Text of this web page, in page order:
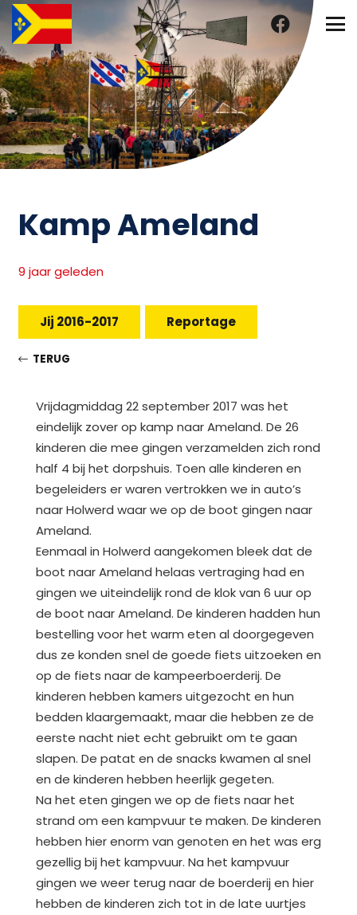
Kamp Ameland
9 jaar geleden
Jij 2016-2017 Reportage
TERUG
Vrijdagmiddag 22 september 2017 was het
eindelijk zover op kamp naar Ameland. De 26
kinderen die mee gingen verzamelden zich rond
half 4 bij het dorpshuis. Toen alle kinderen en
begeleiders er waren vertrokken we in auto’s
naar Holwerd waar we op de boot gingen naar
Ameland.
Eenmaal in Holwerd aangekomen bleek dat de
boot naar Ameland helaas vertraging had en
gingen we uiteindelijk rond de klok van 6 uur op
de boot naar Ameland. De kinderen hadden hun
bestelling voor het warm eten al doorgegeven
dus ze konden snel de goede fiets uitzoeken en
op de fiets naar de kampeerboerderij. De
kinderen hebben kamers uitgezocht en hun
bedden klaargemaakt, maar die hebben ze de
eerste nacht niet echt gebruikt om te gaan
slapen. De patat en de snacks kwamen al snel
en de kinderen hebben heerlijk gegeten.
Na het eten gingen we op de fiets naar het
strand om een kampvuur te maken. De kinderen
hebben hier enorm van genoten en het was erg
gezellig bij het kampvuur. Na het kampvuur
gingen we weer terug naar de boerderij en hier
hebben de kinderen zich tot in de late uurtjes